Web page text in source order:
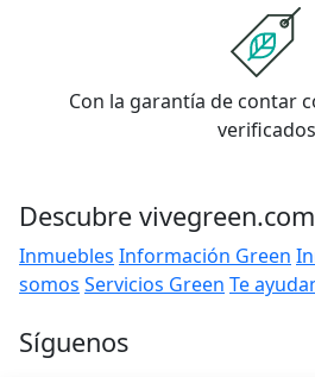
Con la garantía de contar
verificados
Descubre vivegreen.com
Inmuebles Información Green
somos Servicios Green Te
Síguenos